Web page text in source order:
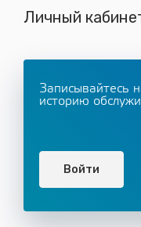
Личный
Записывайтесь
историю
Войти